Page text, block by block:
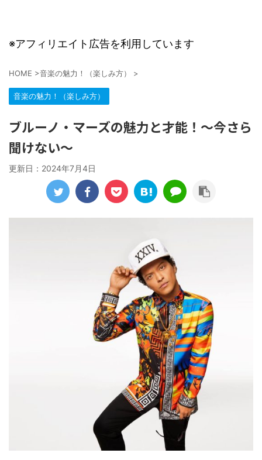
※アフィリエイト広告を利用しています
HOME >音楽の魅力！（楽しみ方） >
音楽の魅力！（楽しみ方）
ブルーノ・マーズの魅力と才能！～今さら
聞けない～
更新日： 2024年7月4日